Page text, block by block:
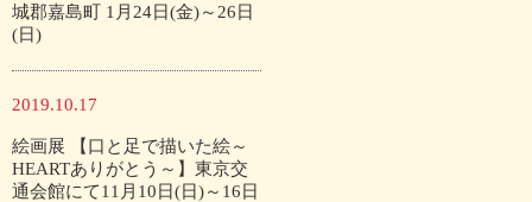
城郡嘉島町 1月24日(金)～26日
(日)
2019.10.17
絵画展 【口と足で描いた絵～
HEARTありがとう～】東京交
通会館にて11月10日(日)～16日